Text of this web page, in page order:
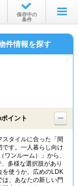
保存中の
条件
件情報を探す
イント
タイルに合った「間
す。一人暮らし向け
ワンルーム）」から、
多様な選択肢があり
を使うか、広めのLDK
、あなたの新しい門